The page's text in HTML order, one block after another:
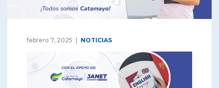
febrero 7, 2025 NOTICIAS